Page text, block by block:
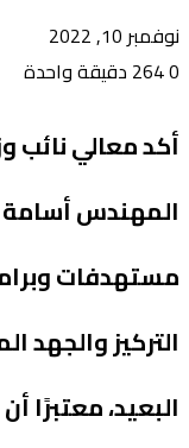
نوفمبر 10, 2022
0
دقيقة واحدة
أكد معالي نائب
المهندس أسامة
التركيز
البعيد، معتبرًا